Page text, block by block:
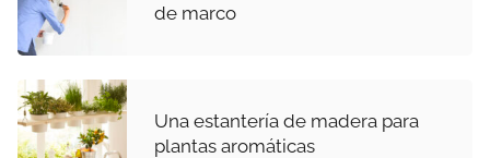
de marco
Una estantería de madera para
plantas aromáticas